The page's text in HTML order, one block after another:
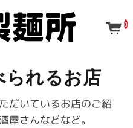
0
られるお店
だいているお店のご紹
屋さんなどなど。